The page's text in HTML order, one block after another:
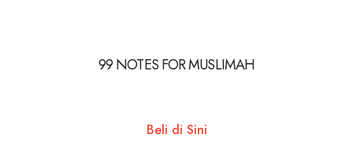
99 NOTES FOR MUSLIMAH
Beli di Sini